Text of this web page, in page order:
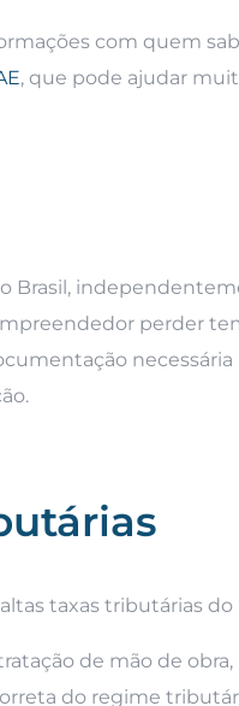
com quem
, que pode ajudar
Brasil,
perder
taxas tributárias
de mão de
do regime